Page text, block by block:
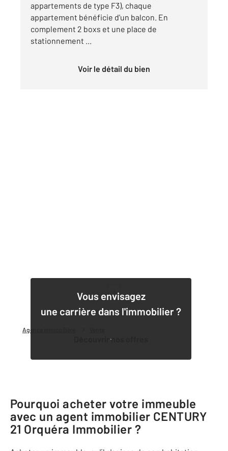
Agence immobilière
appartements de type F3), chaque
appartement bénéficie d'un balcon. En
complement 2 boxs et une place de
stationnement ...
Voir le détail du bien
Vous envisagez
une carrière dans l'immobilier ?
Découvrir nos offres
Pourquoi acheter votre immeuble
avec un agent immobilier CENTURY
21 Orquéra Immobilier ?